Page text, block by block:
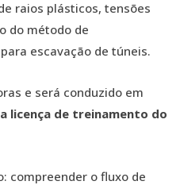
raios plásticos, tensões
do método de
escavação de túneis.
e será conduzido em
licença de treinamento do
compreender o fluxo de